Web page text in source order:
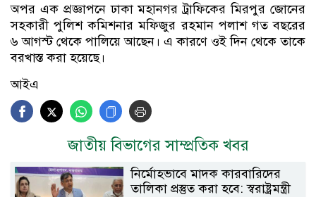
অপর এক প্রজ্ঞাপনে ঢাকা মহানগর ট্রাফিকের মিরপুর জোনের
সহকারী পুলিশ কমিশনার মফিজুর রহমান পলাশ গত বছরের
৬ আগস্ট থেকে পালিয়ে আছেন। এ কারণে ওই দিন থেকে তাকে
বরখাস্ত করা হয়েছে।
আইএ
জাতীয় বিভাগের সাম্প্রতিক খবর
নির্মোহভাবে মাদক কারবারিদের
তালিকা প্রস্তুত করা হবে: স্বরাষ্ট্রমন্ত্রী